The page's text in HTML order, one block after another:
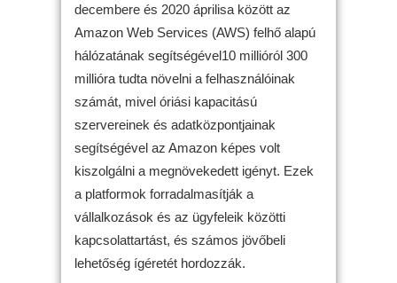
decembere és 2020 áprilisa között az
Amazon Web Services (AWS) felhő alapú
hálózatának segítségével10 millióról 300
millióra tudta növelni a felhasználóinak
számát, mivel óriási kapacitású
szervereinek és adatközpontjainak
segítségével az Amazon képes volt
kiszolgálni a megnövekedett igényt. Ezek
a platformok forradalmasítják a
vállalkozások és az ügyfeleik közötti
kapcsolattartást, és számos jövőbeli
lehetőség ígéretét hordozzák.